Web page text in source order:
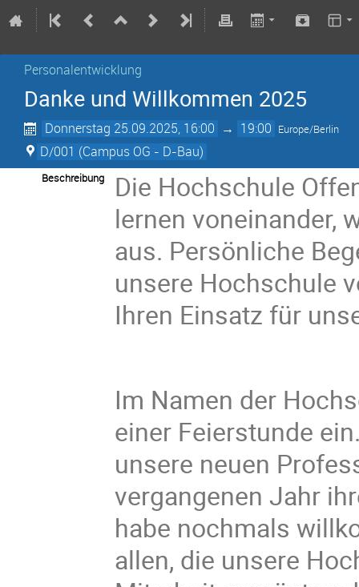
Personalentwicklung
Danke und Willkommen 2025
Donnerstag 25.09.2025, 16:00 → 19:00 Europe/Berlin
D/001 (Campus OG - D-Bau)
Beschreibung
Die Hochschule
lernen voneinander,
aus. Persönliche
unsere Hochschule
Ihren Einsatz für
Im Namen der
einer Feierstunde
unsere neuen
vergangenen Jahr
habe nochmals
allen, die unsere